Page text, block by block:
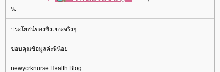
น.
ประโยชน์ของขิงเยอะจริงๆ
ขอบคุณข้อมูลค่ะพี่น้อ
newyorknurse Health Blog